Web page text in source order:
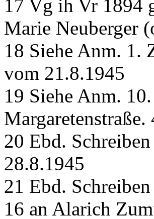
17 Vg ih Vr 1894
Marie Neuberger
18 Siehe Anm. 1.
vom 21.8.1945
19 Siehe Anm.
20 Ebd.
28.8.1945
21 Ebd.
16 an Alarich